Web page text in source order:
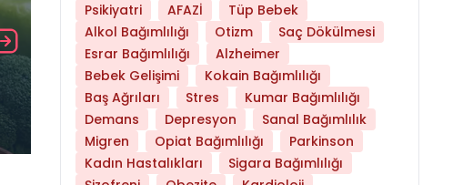
Daha Az Protein Tüketmek Yaşlanmayı
Psikiyatri AFAZİ
Tüp Bebek
Alkol Bağımlılığı
Otizm
Saç Dökülmesi
Esrar Bağımlılığı
Alzheimer
Bebek Gelişimi
Kokain Bağımlılığı
Baş Ağrıları
Stres
Kumar Bağımlılığı
Demans
Depresyon
Sanal Bağımlılık
Migren
Opiat Bağımlılığı
Parkinson
Kadın Hastalıkları
Sigara Bağımlılığı